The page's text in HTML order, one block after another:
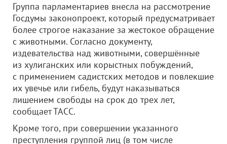
Группа парламентариев внесла на рассмотрение
Госдумы законопроект, который предусматривает
более строгое наказание за жестокое обращение
с животными. Согласно документу,
издевательства над животными, совершённые
из хулиганских или корыстных побуждений,
с применением садистских методов и повлекшие
их увечье или гибель, будут наказываться
лишением свободы на срок до трех лет,
сообщает ТАСС.
Кроме того, при совершении указанного
преступления группой лиц (в том числе